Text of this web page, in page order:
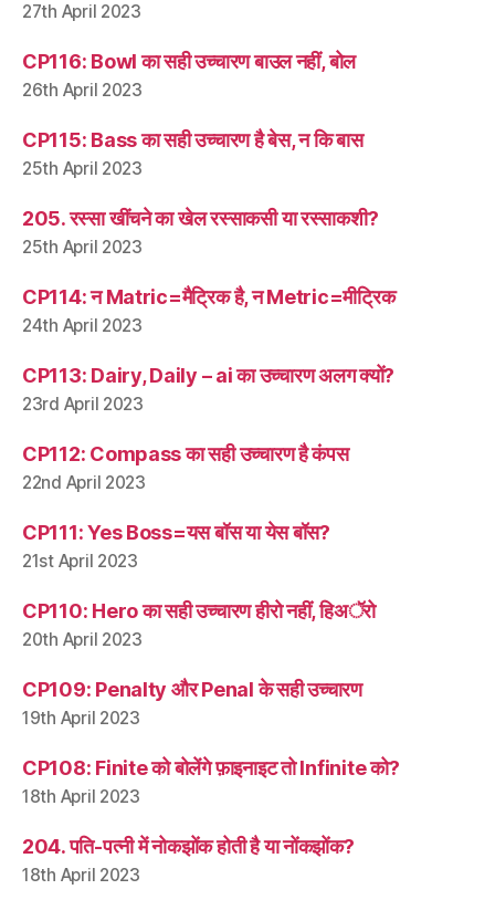
27th April 2023
CP116: Bowl का सही उच्चारण बाउल नहीं, बोल
26th April 2023
CP115: Bass का सही उच्चारण है बेस, न कि बास
25th April 2023
205. रस्सा खींचने का खेल रस्साकसी या रस्साकशी?
25th April 2023
CP114: न Matric=मैट्रिक है, न Metric=मीट्रिक
24th April 2023
CP113: Dairy, Daily – ai का उच्चारण अलग क्यों?
23rd April 2023
CP112: Compass का सही उच्चारण है कंपस
22nd April 2023
CP111: Yes Boss=यस बॉस या येस बॉस?
21st April 2023
CP110: Hero का सही उच्चारण हीरो नहीं, हिअॅरो
20th April 2023
CP109: Penalty और Penal के सही उच्चारण
19th April 2023
CP108: Finite को बोलेंगे फ़ाइनाइट तो Infinite को?
18th April 2023
204. पति-पत्नी में नोकझोंक होती है या नोंकझोंक?
18th April 2023